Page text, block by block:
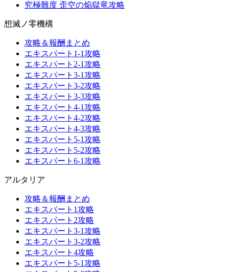
究極難度 歪空の焔獄竜攻略
想滅ノ零機構
攻略＆報酬まとめ
エキスパート1-1攻略
エキスパート2-1攻略
エキスパート3-1攻略
エキスパート3-2攻略
エキスパート3-3攻略
エキスパート4-1攻略
エキスパート4-2攻略
エキスパート4-3攻略
エキスパート5-1攻略
エキスパート5-2攻略
エキスパート6-1攻略
アルタリア
攻略＆報酬まとめ
エキスパート1攻略
エキスパート2攻略
エキスパート3-1攻略
エキスパート3-2攻略
エキスパート4攻略
エキスパート5-1攻略